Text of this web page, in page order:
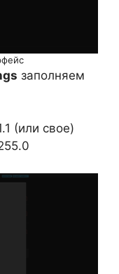
заполняем
(или свое)